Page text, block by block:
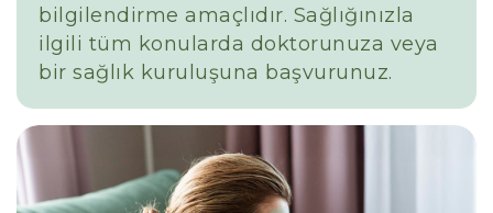
bilgilendirme amaçlıdır. Sağlığınızla
ilgili tüm konularda doktorunuza veya
bir sağlık kuruluşuna başvurunuz.